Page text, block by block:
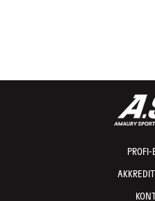
PROFI-